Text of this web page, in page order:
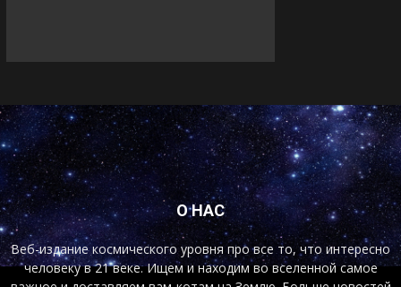
О НАС
Веб-издание космического уровня про все то, что интересно
человеку в 21 веке. Ищем и находим во вселенной самое